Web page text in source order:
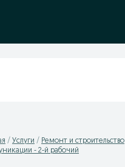
Услуги Ремонт и строительство
- 2-й рабочий